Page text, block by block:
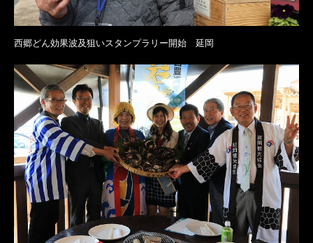
西郷どん効果波及狙いスタンプラリー開始 延岡